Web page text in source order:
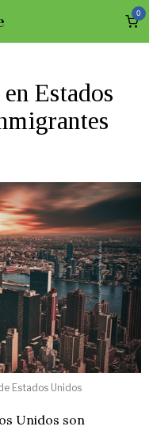
0
Estados
Estados Unidos
Unidos son